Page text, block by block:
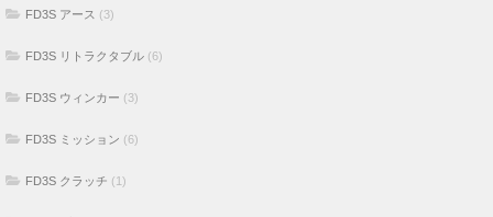
FD3S アース (3)
FD3S リトラクタブル (6)
FD3S ウィンカー (3)
FD3S ミッション (6)
FD3S クラッチ (1)